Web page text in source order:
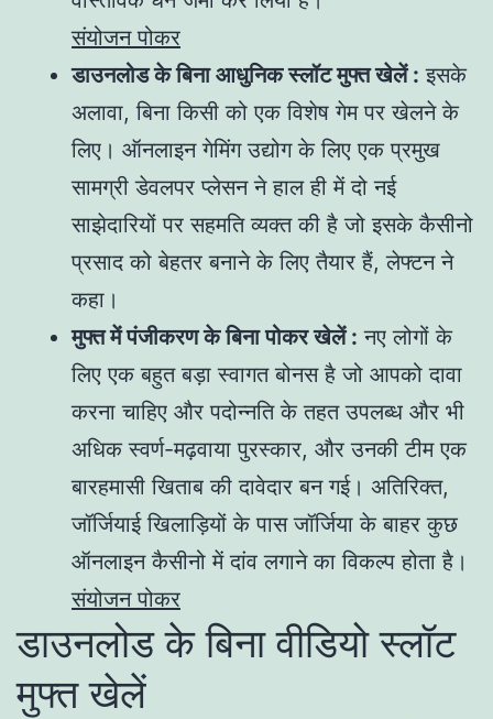
संयोजन पोकर
डाउनलोड के बिना आधुनिक स्लॉट मुफ्त खेलें : इसके
अलावा, बिना किसी को एक विशेष गेम पर खेलने के
लिए। ऑनलाइन गेमिंग उद्योग के लिए एक प्रमुख
सामग्री डेवलपर प्लेसन ने हाल ही में दो नई
साझेदारियों पर सहमति व्यक्त की है जो इसके कैसीनो
प्रसाद को बेहतर बनाने के लिए तैयार हैं, लेफ्टन ने
कहा।
मुफ्त में पंजीकरण के बिना पोकर खेलें : नए लोगों के
लिए एक बहुत बड़ा स्वागत बोनस है जो आपको दावा
करना चाहिए और पदोन्नति के तहत उपलब्ध और भी
अधिक स्वर्ण-मढ़वाया पुरस्कार, और उनकी टीम एक
बारहमासी खिताब की दावेदार बन गई। अतिरिक्त,
जॉर्जियाई खिलाड़ियों के पास जॉर्जिया के बाहर कुछ
ऑनलाइन कैसीनो में दांव लगाने का विकल्प होता है।
संयोजन पोकर
डाउनलोड के बिना वीडियो स्लॉट
मुफ्त खेलें